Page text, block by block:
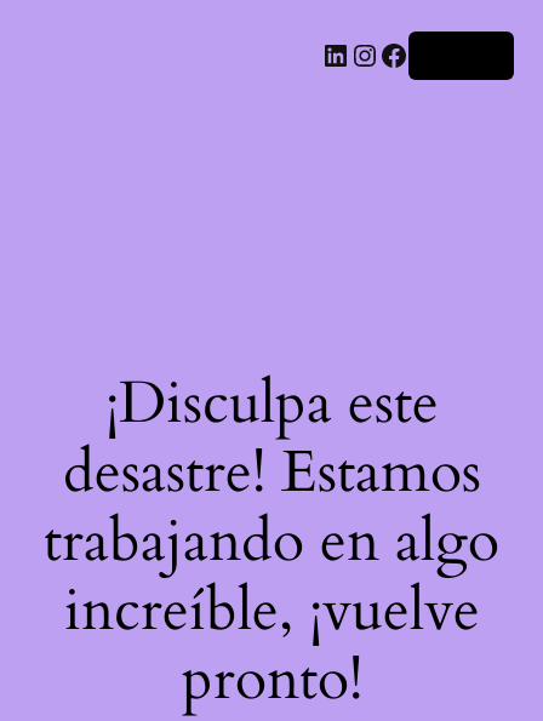
LinkedIn
Instagram
Facebook
¡Disculpa este
desastre! Estamos
trabajando en algo
increíble, ¡vuelve
pronto!